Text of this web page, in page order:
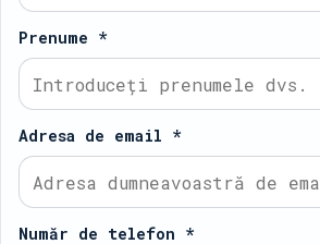
Prenume *
Adresa de email *
Număr de telefon *